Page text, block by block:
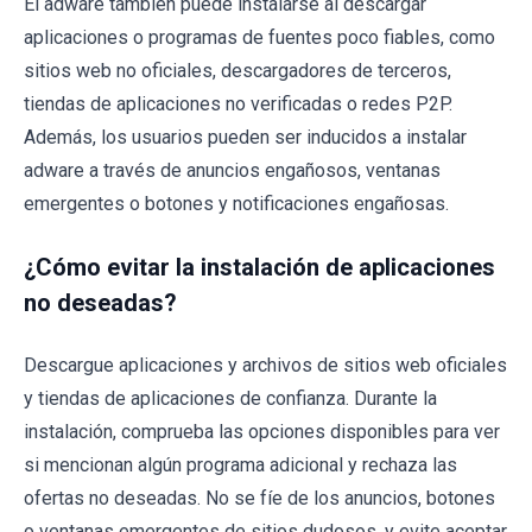
El adware también puede instalarse al descargar
aplicaciones o programas de fuentes poco fiables, como
sitios web no oficiales, descargadores de terceros,
tiendas de aplicaciones no verificadas o redes P2P.
Además, los usuarios pueden ser inducidos a instalar
adware a través de anuncios engañosos, ventanas
emergentes o botones y notificaciones engañosas.
¿Cómo evitar la instalación de aplicaciones
no deseadas?
Descargue aplicaciones y archivos de sitios web oficiales
y tiendas de aplicaciones de confianza. Durante la
instalación, comprueba las opciones disponibles para ver
si mencionan algún programa adicional y rechaza las
ofertas no deseadas. No se fíe de los anuncios, botones